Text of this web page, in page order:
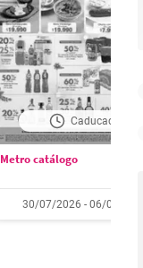
Caducado
Metro catálogo
30/07/2026 - 06/08/2026